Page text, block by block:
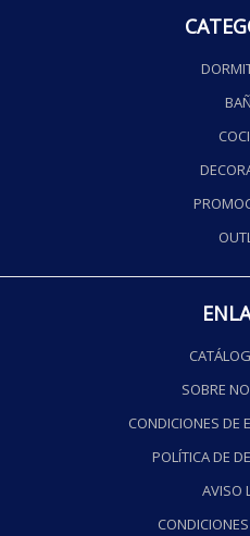
SOBRE
CONDICIONES DE
POLÍTICA DE
AVISO